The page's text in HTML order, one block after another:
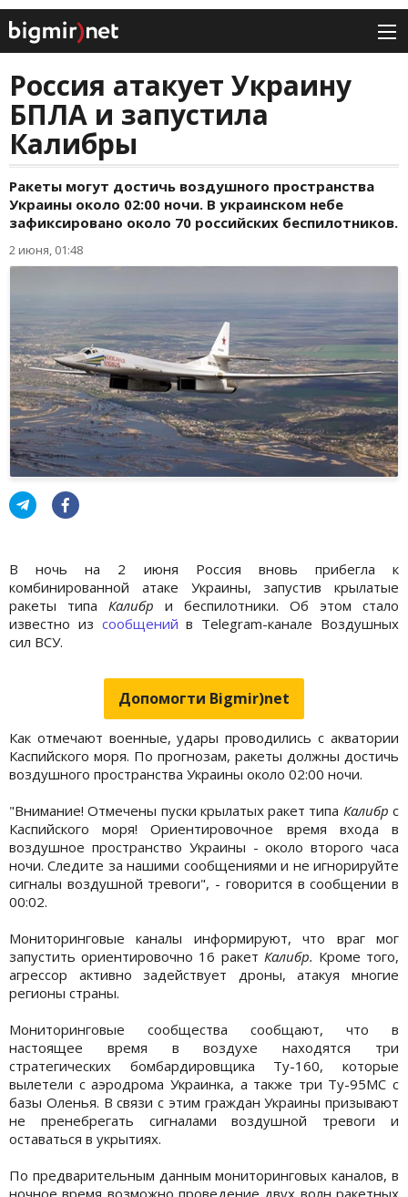
Россия атакует Украину
БПЛА и запустила
Калибры
Ракеты могут достичь воздушного пространства
Украины около 02:00 ночи. В украинском небе
зафиксировано около 70 российских беспилотников.
2 июня, 01:48
В ночь на 2 июня Россия вновь прибегла к
комбинированной атаке Украины, запустив крылатые
ракеты типа Калибр и беспилотники. Об этом стало
известно из сообщений в Telegram-канале Воздушных
сил ВСУ.
Допомогти Bigmir)net
Как отмечают военные, удары проводились с акватории
Каспийского моря. По прогнозам, ракеты должны достичь
воздушного пространства Украины около 02:00 ночи.
"Внимание! Отмечены пуски крылатых ракет типа Калибр с
Каспийского моря! Ориентировочное время входа в
воздушное пространство Украины - около второго часа
ночи. Следите за нашими сообщениями и не игнорируйте
сигналы воздушной тревоги", - говорится в сообщении в
00:02.
Мониторинговые каналы информируют, что враг мог
запустить ориентировочно 16 ракет Калибр. Кроме того,
агрессор активно задействует дроны, атакуя многие
регионы страны.
Мониторинговые сообщества сообщают, что в
настоящее время в воздухе находятся три
стратегических бомбардировщика Ту-160, которые
вылетели с аэродрома Украинка, а также три Ту-95МС с
базы Оленья. В связи с этим граждан Украины призывают
не пренебрегать сигналами воздушной тревоги и
оставаться в укрытиях.
По предварительным данным мониторинговых каналов, в
ночное время возможно проведение двух волн ракетных